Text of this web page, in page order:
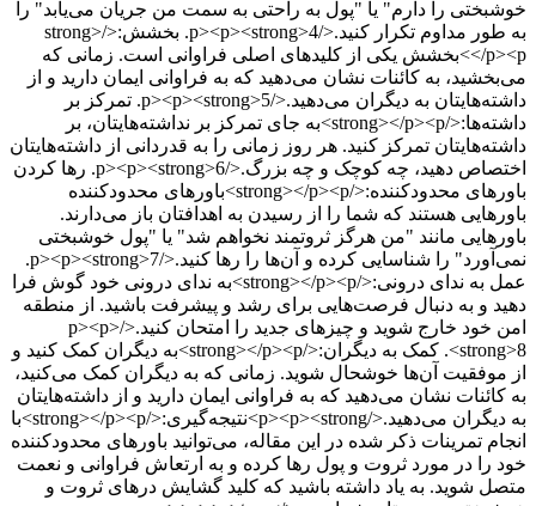
خوشبختی را دارم" یا "پول به راحتی به سمت من جریان می‌یابد" را
به طور مداوم تکرار کنید.</p><p><strong>4. بخشش:</strong>
</p><p>بخشش یکی از کلیدهای اصلی فراوانی است. زمانی که
می‌بخشید، به کائنات نشان می‌دهید که به فراوانی ایمان دارید و از
داشته‌هایتان به دیگران می‌دهید.</p><p><strong>5. تمرکز بر
داشته‌ها:</strong></p><p>به جای تمرکز بر نداشته‌هایتان، بر
داشته‌هایتان تمرکز کنید. هر روز زمانی را به قدردانی از داشته‌هایتان
اختصاص دهید، چه کوچک و چه بزرگ.</p><p><strong>6. رها کردن
باورهای محدودکننده:</strong></p><p>باورهای محدودکننده
باورهایی هستند که شما را از رسیدن به اهدافتان باز می‌دارند.
باورهایی مانند "من هرگز ثروتمند نخواهم شد" یا "پول خوشبختی
نمی‌آورد" را شناسایی کرده و آن‌ها را رها کنید.</p><p><strong>7.
عمل به ندای درونی:</strong></p><p>به ندای درونی خود گوش فرا
دهید و به دنبال فرصت‌هایی برای رشد و پیشرفت باشید. از منطقه
امن خود خارج شوید و چیزهای جدید را امتحان کنید.</p><p>
<strong>8. کمک به دیگران:</strong></p><p>به دیگران کمک کنید و
از موفقیت آن‌ها خوشحال شوید. زمانی که به دیگران کمک می‌کنید،
به کائنات نشان می‌دهید که به فراوانی ایمان دارید و از داشته‌هایتان
به دیگران می‌دهید.</p><p><strong>نتیجه‌گیری:</strong></p><p>با
انجام تمرینات ذکر شده در این مقاله، می‌توانید باورهای محدودکننده
خود را در مورد ثروت و پول رها کرده و به ارتعاش فراوانی و نعمت
متصل شوید. به یاد داشته باشید که کلید گشایش درهای ثروت و